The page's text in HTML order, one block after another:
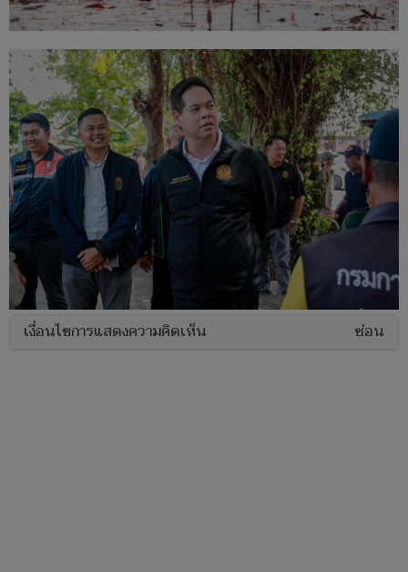
เงื่อนไขการแสดงความคิดเห็น ซ่อน